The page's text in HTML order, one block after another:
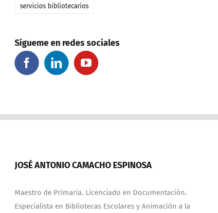
servicios bibliotecarios
Sígueme en redes sociales
JOSÉ ANTONIO CAMACHO ESPINOSA
Maestro de Primaria. Licenciado en Documentación.
Especialista en Bibliotecas Escolares y Animación a la